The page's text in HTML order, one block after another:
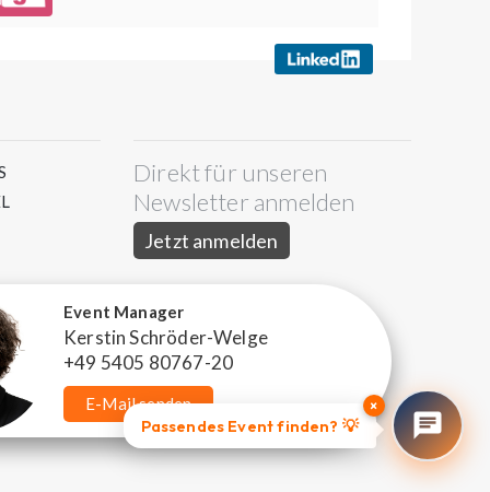
Event Manager
Kerstin Schröder-Welge
+49 5405 80767-20
E-Mail senden
Direkt für unseren
Newsletter anmelden
Jetzt anmelden
×
Passendes Event finden? 💡